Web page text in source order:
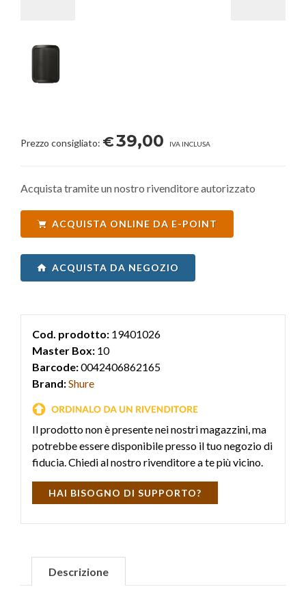
Prezzo consigliato: €39,00 IVA INCLUSA
Acquista tramite un nostro rivenditore autorizzato
ACQUISTA ONLINE DA E-POINT
ACQUISTA DA NEGOZIO
Cod. prodotto: 19401026
Master Box: 10
Barcode:0042406862165
Brand:Shure
Il prodotto non è presente nei nostri magazzini, ma
potrebbe essere disponibile presso il tuo negozio di
fiducia. Chiedi al nostro rivenditore a te più vicino.
HAI BISOGNO DI SUPPORTO?
Descrizione